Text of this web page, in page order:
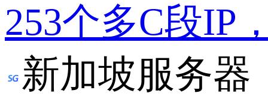
253个多C段IP
新加坡服务器